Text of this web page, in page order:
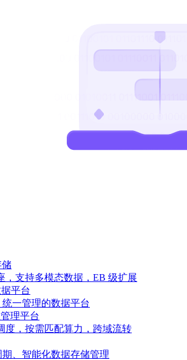
储
，支持多模态数据，EB 级扩展
平台
一管理的数据平台
理平台
度，按需匹配算力，跨域流转
、智能化数据存储管理